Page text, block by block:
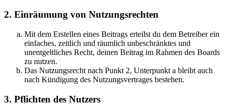
2. Einräumung von Nutzungsrechten
Mit dem Erstellen eines Beitrags erteilst du dem Betreiber ein
einfaches, zeitlich und räumlich unbeschränktes und
unentgeltliches Recht, deinen Beitrag im Rahmen des Boards
zu nutzen.
Das Nutzungsrecht nach Punkt 2, Unterpunkt a bleibt auch
nach Kündigung des Nutzungsvertrages bestehen.
3. Pflichten des Nutzers